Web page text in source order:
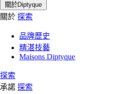
關於Diptyque
關於 探索
品牌歷史
精湛技藝
Maisons Diptyque
探索
承諾 探索